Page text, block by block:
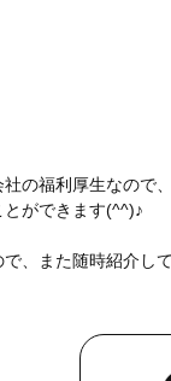
の福利厚生なので
ができます(^^)♪
、また随時紹介し